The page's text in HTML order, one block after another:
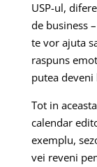
USP-ul,
de business –
te vor ajuta
raspuns
putea deveni
Tot in
calendar
exemplu,
vei reveni